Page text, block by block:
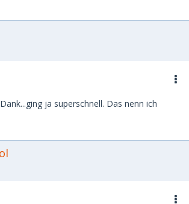
ja superschnell. Das nenn ich